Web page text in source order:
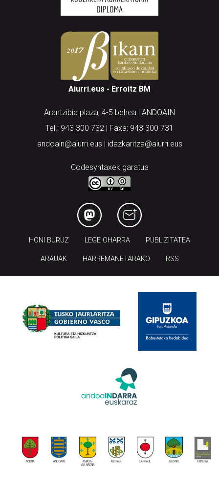
Aiurri.eus - Erroitz BM
Arantzibia plaza, 4-5 behea | ANDOAIN
Tel.: 943 300 732 | Faxa: 943 300 731
andoain@aiurri.eus | idazkaritza@aiurri.eus
Codesyntaxek garatua
HONI BURUZ LEGE OHARRA PUBLIZITATEA
ARAUAK HARREMANETARAKO RSS